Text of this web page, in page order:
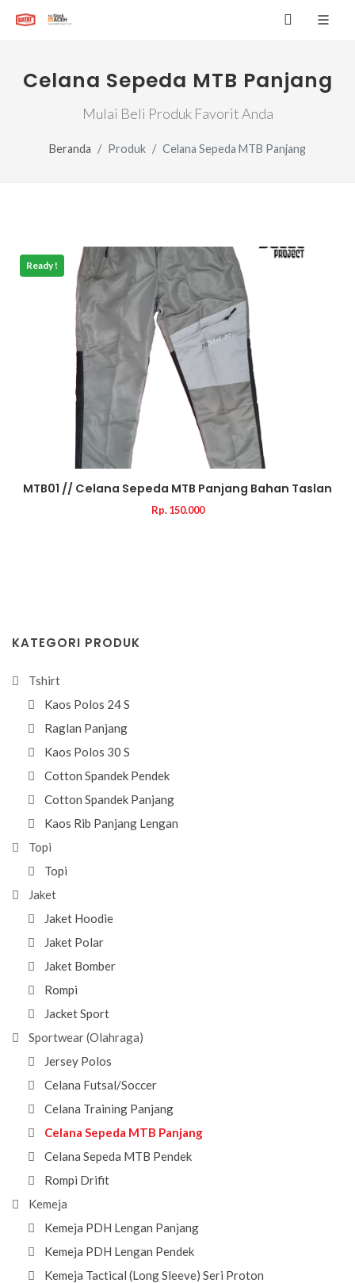
Celana Sepeda MTB Panjang
Mulai Beli Produk Favorit Anda
Beranda Produk Celana Sepeda MTB Panjang
Ready !
MTB01 // Celana Sepeda MTB Panjang Bahan Taslan
Rp. 150.000
KATEGORI PRODUK
Tshirt
Kaos Polos 24 S
Raglan Panjang
Kaos Polos 30 S
Cotton Spandek Pendek
Cotton Spandek Panjang
Kaos Rib Panjang Lengan
Topi
Topi
Jaket
Jaket Hoodie
Jaket Polar
Jaket Bomber
Rompi
Jacket Sport
Sportwear (Olahraga)
Jersey Polos
Celana Futsal/Soccer
Celana Training Panjang
Celana Sepeda MTB Panjang
Celana Sepeda MTB Pendek
Rompi Drifit
Kemeja
Kemeja PDH Lengan Panjang
Kemeja PDH Lengan Pendek
Kemeja Tactical (Long Sleeve) Seri Proton